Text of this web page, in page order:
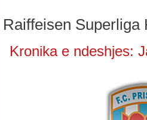
Raiffeisen Superliga
Kronika e ndeshjes: